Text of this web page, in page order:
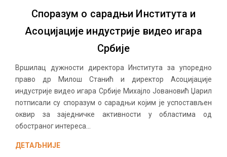
Споразум о сарадњи Института и
Асоцијације индустрије видео игара
Србије
Вршилац дужности директора Института за упоредно
право др Милош Станић и директор Асоцијације
индустрије видео игара Србије Михајло Јовановић Џарил
потписали су споразум о сарадњи којим је успостављен
оквир за заједничке активности у областима од
обостраног интереса...
ДЕТАЉНИЈЕ